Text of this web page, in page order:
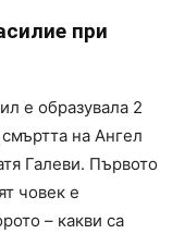
при
е образувала 2
на Ангел
Галеви. Първото
човек е
– какви са